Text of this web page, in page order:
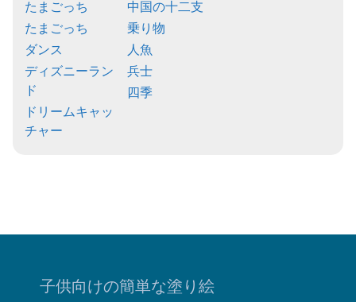
たまごっち
たまごっち
ダンス
ディズニーラン
ド
ドリームキャッ
チャー
中国の十二支
乗り物
人魚
兵士
四季
子供向けの簡単な塗り絵